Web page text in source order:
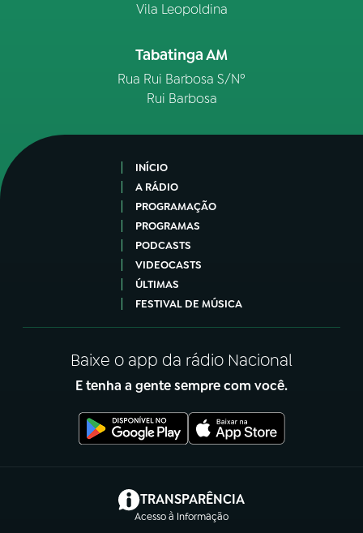
Vila Leopoldina
Tabatinga AM
Rua Rui Barbosa S/Nº
Rui Barbosa
INÍCIO
A RÁDIO
PROGRAMAÇÃO
PROGRAMAS
PODCASTS
VIDEOCASTS
ÚLTIMAS
FESTIVAL DE MÚSICA
Baixe o app da rádio Nacional
E tenha a gente sempre com você.
TRANSPARÊNCIA
Acesso à Informação
(abre em nova aba)